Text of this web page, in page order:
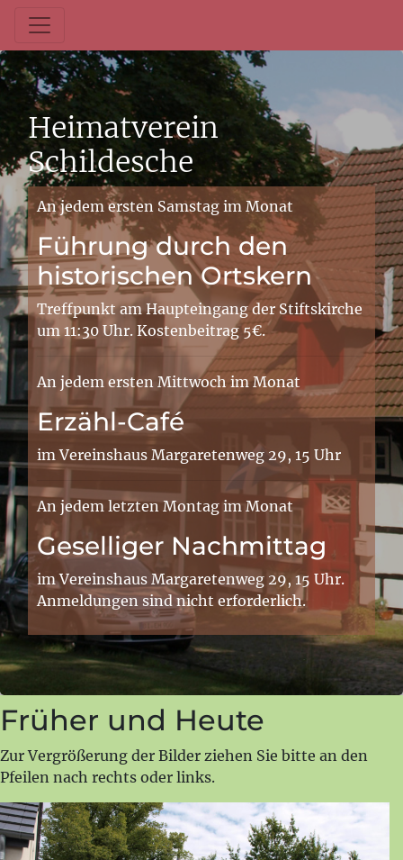
Heimatverein
Schildesche
An jedem ersten Samstag im Monat
Führung durch den
historischen Ortskern
Treffpunkt am Haupteingang der Stiftskirche
um 11:30 Uhr. Kostenbeitrag 5€.
An jedem ersten Mittwoch im Monat
Erzähl-Café
im Vereinshaus Margaretenweg 29, 15 Uhr
An jedem letzten Montag im Monat
Geselliger Nachmittag
im Vereinshaus Margaretenweg 29, 15 Uhr.
Anmeldungen sind nicht erforderlich.
Früher und Heute
Zur Vergrößerung der Bilder ziehen Sie bitte an den
Pfeilen nach rechts oder links.